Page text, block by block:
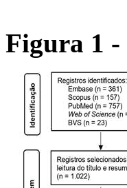
Figura 1 -